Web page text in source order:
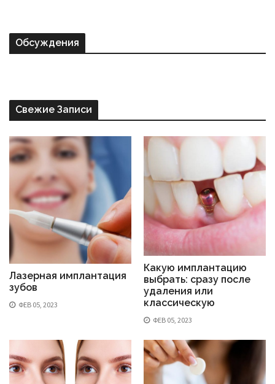
Обсуждения
Свежие Записи
Лазерная имплантация
зубов
ФЕВ 05, 2023
Какую имплантацию
выбрать: сразу после
удаления или
классическую
ФЕВ 05, 2023